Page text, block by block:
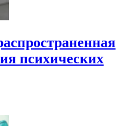
психических